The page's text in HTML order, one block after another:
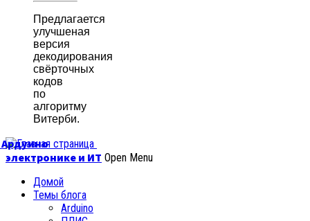
Предлагается
улучшеная
версия
декодирования
свёрточных
кодов
по
алгоритму
Витерби.
Ардуино
электронике и ИТ Open Menu
Домой
Темы блога
Arduino